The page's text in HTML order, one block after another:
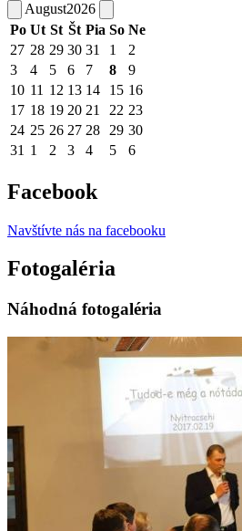
August2026
Po Ut St Št Pia So Ne
27 28 29 30 31 1
2
3
4 5 6 7 8
9
10 11 12 13 14 15 16
17 18 19 20 21 22 23
24 25 26 27 28 29 30
31 1 2 3 4 5 6
Facebook
Navštívte nás na facebooku
Fotogaléria
Náhodná fotogaléria